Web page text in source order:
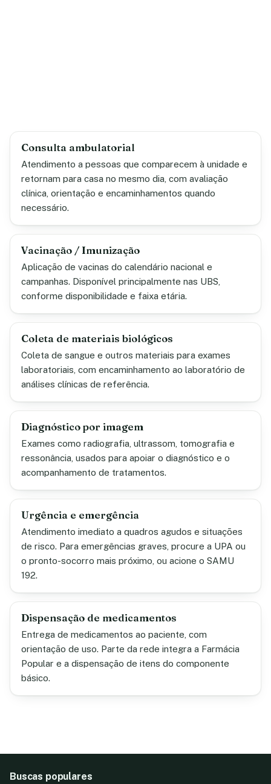
Consulta ambulatorial
Atendimento a pessoas que comparecem à unidade e
retornam para casa no mesmo dia, com avaliação
clínica, orientação e encaminhamentos quando
necessário.
Vacinação / Imunização
Aplicação de vacinas do calendário nacional e
campanhas. Disponível principalmente nas UBS,
conforme disponibilidade e faixa etária.
Coleta de materiais biológicos
Coleta de sangue e outros materiais para exames
laboratoriais, com encaminhamento ao laboratório de
análises clínicas de referência.
Diagnóstico por imagem
Exames como radiografia, ultrassom, tomografia e
ressonância, usados para apoiar o diagnóstico e o
acompanhamento de tratamentos.
Urgência e emergência
Atendimento imediato a quadros agudos e situações
de risco. Para emergências graves, procure a UPA ou
o pronto-socorro mais próximo, ou acione o SAMU
192.
Dispensação de medicamentos
Entrega de medicamentos ao paciente, com
orientação de uso. Parte da rede integra a Farmácia
Popular e a dispensação de itens do componente
básico.
Buscas populares